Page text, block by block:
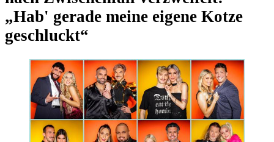
„Hab' gerade meine eigene Kotze
geschluckt“